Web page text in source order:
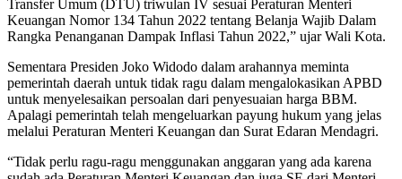
Transfer Umum (DTU) triwulan IV sesuai Peraturan Menteri
Keuangan Nomor 134 Tahun 2022 tentang Belanja Wajib Dalam
Rangka Penanganan Dampak Inflasi Tahun 2022,” ujar Wali Kota.
Sementara Presiden Joko Widodo dalam arahannya meminta
pemerintah daerah untuk tidak ragu dalam mengalokasikan APBD
untuk menyelesaikan persoalan dari penyesuaian harga BBM.
Apalagi pemerintah telah mengeluarkan payung hukum yang jelas
melalui Peraturan Menteri Keuangan dan Surat Edaran Mendagri.
“Tidak perlu ragu-ragu menggunakan anggaran yang ada karena